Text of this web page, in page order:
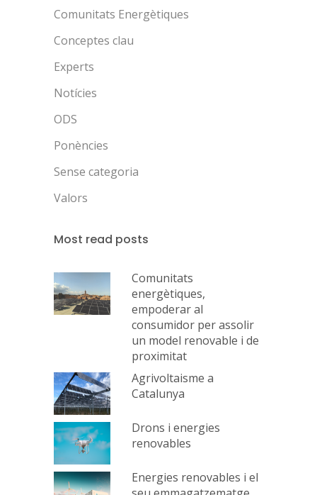
Comunitats Energètiques
Conceptes clau
Experts
Notícies
ODS
Ponències
Sense categoria
Valors
Most read posts
Comunitats
energètiques,
empoderar al
consumidor per assolir
un model renovable i de
proximitat
Agrivoltaisme a
Catalunya
Drons i energies
renovables
Energies renovables i el